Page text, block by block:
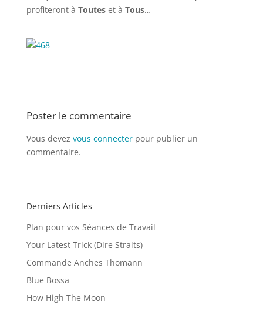
profiteront à Touteset à Tous…
Poster le commentaire
Vous devez vous connecterpour publier un
commentaire.
Derniers Articles
Plan pour vos Séances de Travail
Your Latest Trick (Dire Straits)
Commande Anches Thomann
Blue Bossa
How High The Moon